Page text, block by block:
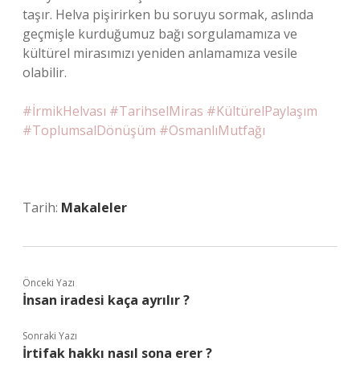
taşır. Helva pişirirken bu soruyu sormak, aslında
geçmişle kurduğumuz bağı sorgulamamıza ve
kültürel mirasımızı yeniden anlamamıza vesile
olabilir.
#İrmikHelvası #TarihselMiras #KültürelPaylaşım
#ToplumsalDönüşüm #OsmanlıMutfağı
Tarih: Makaleler
Önceki Yazı
İnsan iradesi kaça ayrılır ?
Sonraki Yazı
İrtifak hakkı nasıl sona erer ?